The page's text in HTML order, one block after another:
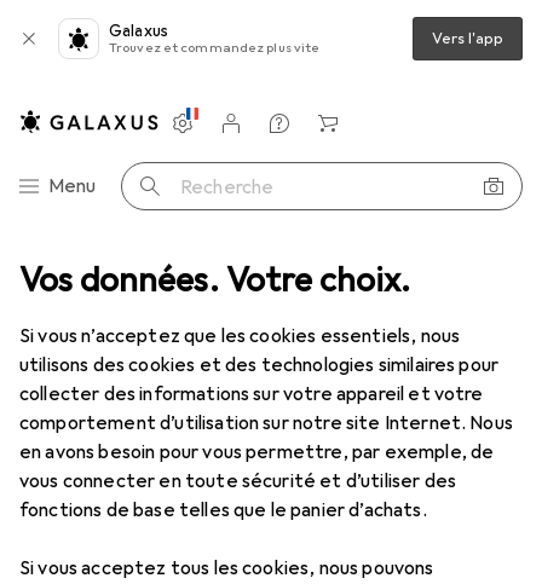
Vos données. Votre choix.
Si vous n’acceptez que les cookies essentiels, nous
utilisons des cookies et des technologies similaires pour
collecter des informations sur votre appareil et votre
comportement d’utilisation sur notre site Internet. Nous
en avons besoin pour vous permettre, par exemple, de
vous connecter en toute sécurité et d’utiliser des
fonctions de base telles que le panier d’achats.
Si vous acceptez tous les cookies, nous pouvons
Galaxus
Trouvez et commandez plus vite Vers l'app
Navigation par catégorie
Menu Recherche
Paramètres
Compte client
Listes de comparaison
Listes d'envies
Panier
Préservatifs + gels Lubrifiant Durex Massage 2 en 1
4 images
REMISE QUANTITATIVE
Massage 2 en 1
200 ml
EUR
13,18 économisez EUR
3,02 1l